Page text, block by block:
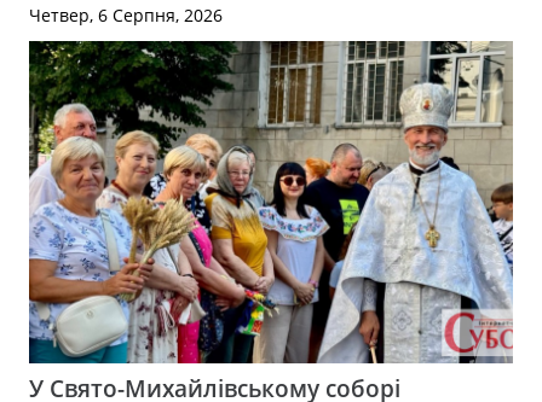
Четвер, 6 Серпня, 2026
У Свято-Михайлівському соборі